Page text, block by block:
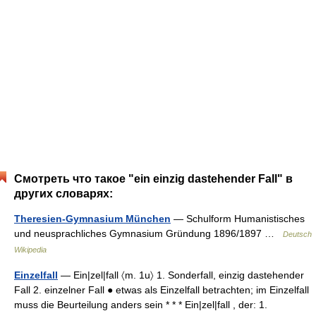
Смотреть что такое "ein einzig dastehender Fall" в
других словарях:
Theresien-Gymnasium München — Schulform Humanistisches
und neusprachliches Gymnasium Gründung 1896/1897 …
Deutsch
Wikipedia
Einzelfall — Ein|zel|fall 〈m. 1u〉 1. Sonderfall, einzig dastehender
Fall 2. einzelner Fall ● etwas als Einzelfall betrachten; im Einzelfall
muss die Beurteilung anders sein * * * Ein|zel|fall , der: 1.